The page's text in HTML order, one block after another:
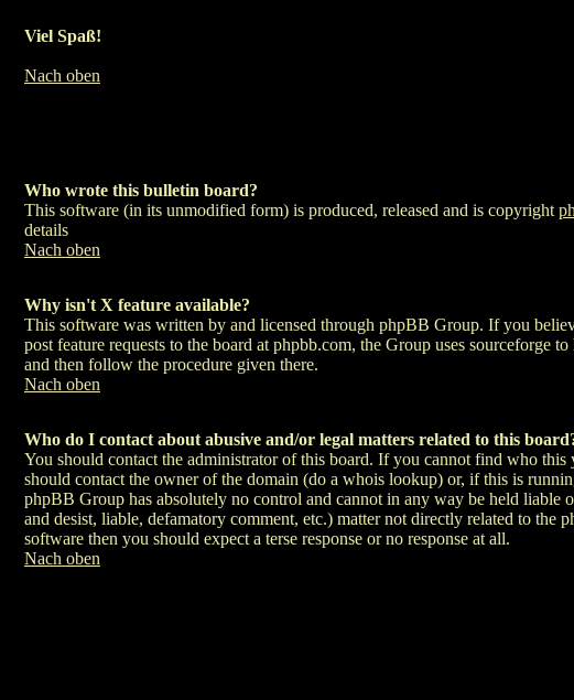
Viel Spaß!
Nach oben
Who wrote this bulletin board?
This software (in its unmodified form) is produced, released and is copyright
details
Nach oben
Why isn't X feature available?
This software was written by and licensed through phpBB Group. If you
post feature requests to the board at phpbb.com, the Group uses sourceforge
and then follow the procedure given there.
Nach oben
Who do I contact about abusive and/or legal matters related to this
You should contact the administrator of this board. If you cannot find who
should contact the owner of the domain (do a whois lookup) or, if this is
phpBB Group has absolutely no control and cannot in any way be held
and desist, liable, defamatory comment, etc.) matter not directly related to
software then you should expect a terse response or no response at all.
Nach oben